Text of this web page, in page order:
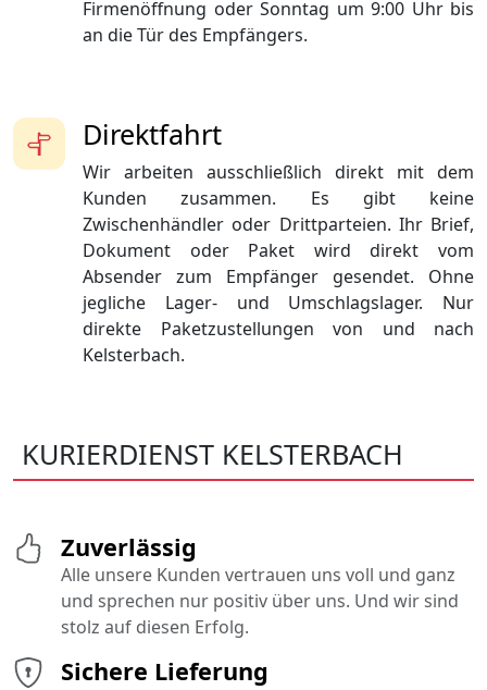
Direktfahrt
Wir arbeiten ausschließlich direkt mit dem
Kunden zusammen. Es gibt keine
Zwischenhändler oder Drittparteien. Ihr Brief,
Dokument oder Paket wird direkt vom
Absender zum Empfänger gesendet. Ohne
jegliche Lager- und Umschlagslager. Nur
direkte Paketzustellungen von und nach
Kelsterbach.
Firmenöffnung oder Sonntag um 9:00 Uhr bis
an die Tür des Empfängers.
KURIERDIENST KELSTERBACH
Sichere Lieferung
Zuverlässig
Alle unsere Kunden vertrauen uns voll und ganz
und sprechen nur positiv über uns. Und wir sind
stolz auf diesen Erfolg.